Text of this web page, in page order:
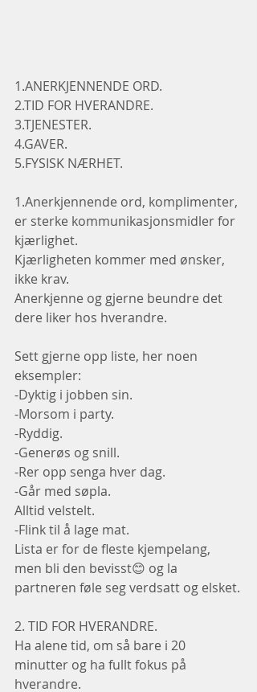
1.ANERKJENNENDE ORD.
2.TID FOR HVERANDRE.
3.TJENESTER.
4.GAVER.
5.FYSISK NÆRHET.
1.Anerkjennende ord, komplimenter,
er sterke kommunikasjonsmidler for
kjærlighet.
Kjærligheten kommer med ønsker,
ikke krav.
Anerkjenne og gjerne beundre det
dere liker hos hverandre.
Sett gjerne opp liste, her noen
eksempler:
-Dyktig i jobben sin.
-Morsom i party.
-Ryddig.
-Generøs og snill.
-Rer opp senga hver dag.
-Går med søpla.
Alltid velstelt.
-Flink til å lage mat.
Lista er for de fleste kjempelang,
men bli den bevisst😊 og la
partneren føle seg verdsatt og elsket.
2. TID FOR HVERANDRE.
Ha alene tid, om så bare i 20
minutter og ha fullt fokus på
hverandre.